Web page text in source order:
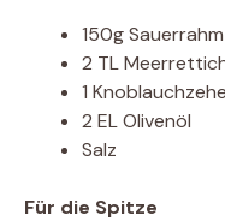
150g Sauerrahm
2 TL
1 Knoblauchzehe
2 EL Olivenöl
Salz
Für die Spitze